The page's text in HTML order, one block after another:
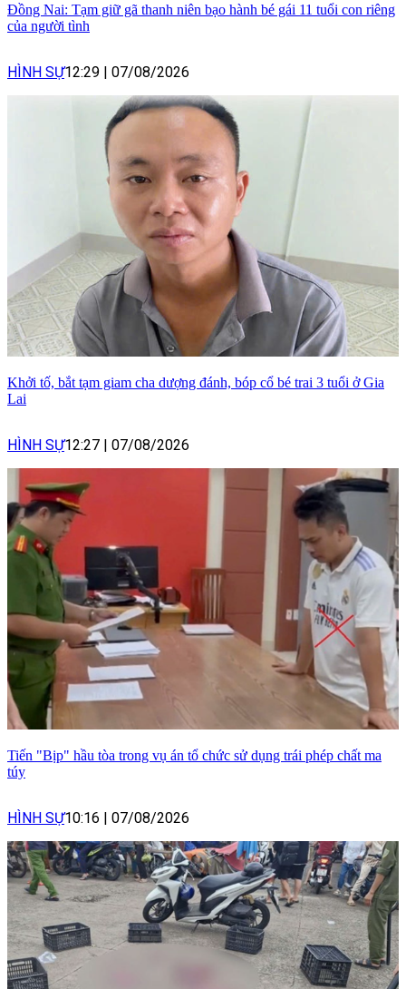
Đồng Nai: Tạm giữ gã thanh niên bạo hành bé gái 11 tuổi con riêng
của người tình
HÌNH SỰ12:29 | 07/08/2026
Khởi tố, bắt tạm giam cha dượng đánh, bóp cổ bé trai 3 tuổi ở Gia
Lai
HÌNH SỰ12:27 | 07/08/2026
Tiến "Bịp" hầu tòa trong vụ án tổ chức sử dụng trái phép chất ma
túy
HÌNH SỰ10:16 | 07/08/2026